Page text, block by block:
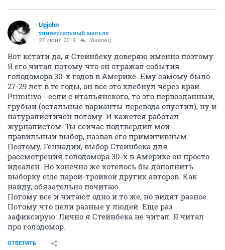
Upjohn
универсальный маньяк
27 июня 2019 Ушелец
Вот кстати да, я Стейнбеку доверяю именно поэтому.
Я его читал потому что он отражал события
голодомора 30-х годов в Америке. Ему самому было
27-29 лет в те годы, он все это хлебнул через край.
Primitivo - если с итальянского, то это первозданный,
грубый (остальные варианты перевода опустил), ну и
натуралистичен потому. И кажется работал
журналистом. Ты сейчас подтвердил мой
правильный выбор, назвав его примитивным.
Поэтому, Геннадий, выбор Стейнбека для
рассмотрения голодомора 30-х в Америке он просто
идеален. Но конечно же хотелось бы дополнить
выборку еще парой-тройкой других авторов. Как
найду, обязательно почитаю.
Потому все и читают одно и то же, но видят разное.
Потому что цели разные у людей. Еще раз
зафиксирую: Лично я Стейнбека не читал. Я читал
про голодомор.
ОТВЕТИТЬ